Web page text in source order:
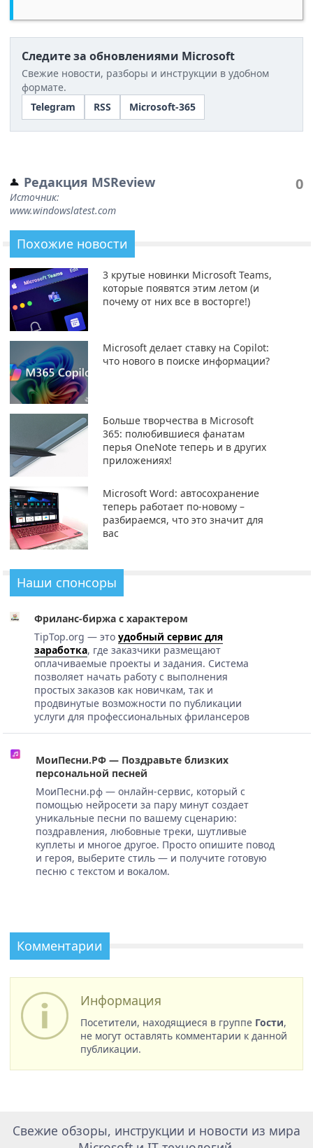
Следите за обновлениями Microsoft
Свежие новости, разборы и инструкции в удобном
формате.
Telegram
RSS Microsoft-365
Редакция MSReview
Источник:
www.windowslatest.com
0
Похожие новости
3 крутые новинки Microsoft Teams,
которые появятся этим летом (и
почему от них все в восторге!)
Microsoft делает ставку на Copilot:
что нового в поиске информации?
Больше творчества в Microsoft
365: полюбившиеся фанатам
перья OneNote теперь и в других
приложениях!
Microsoft Word: автосохранение
теперь работает по-новому –
разбираемся, что это значит для
вас
Наши спонсоры
Фриланс-биржа с характером
TipTop.org — это удобный сервис для
заработка, где заказчики размещают
оплачиваемые проекты и задания. Система
позволяет начать работу с выполнения
простых заказов как новичкам, так и
продвинутые возможности по публикации
услуги для профессиональных фрилансеров
МоиПесни.РФ — Поздравьте близких
персональной песней
МоиПесни.рф — онлайн-сервис, который с
помощью нейросети за пару минут создает
уникальные песни по вашему сценарию:
поздравления, любовные треки, шутливые
куплеты и многое другое. Просто опишите повод
и героя, выберите стиль — и получите готовую
песню с текстом и вокалом.
Комментарии
Информация
Посетители, находящиеся в группе Гости,
не могут оставлять комментарии к данной
публикации.
Свежие обзоры, инструкции и новости из мира